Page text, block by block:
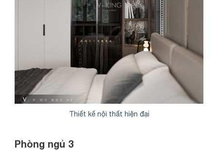
Thiết kế nội thất hiện đại
Phòng ngủ 3